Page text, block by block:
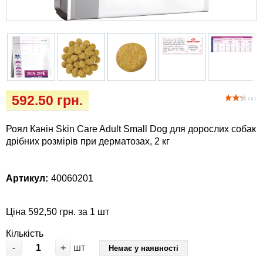
( 1 )
592.50 грн.
Роял Канін Skin Care Adult Small Dog для дорослих собак
дрібних розмірів при дерматозах, 2 кг
Артикул: 40060201
Ціна 592,50 грн. за 1 шт
Кількість
-
+ шт Немає у наявності
Vet Diet Canine Wet - ветеринарные диеты
Лежаки, будиночки, охолоджуючи
килимки
Миски, автогодівниці, поілки
Одяг та взуття
матеріали
Подарункові сертифікати